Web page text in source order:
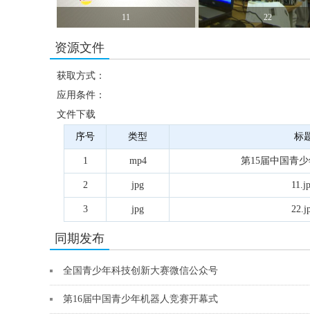
11 22
资源文件
获取方式：
应用条件：
文件下载
序号 类型 标
1 mp4 第15届中国青
2 jpg
3 jpg
同期发布
全国青少年科技创新大赛微信公众号
第16届中国青少年机器人竞赛开幕式